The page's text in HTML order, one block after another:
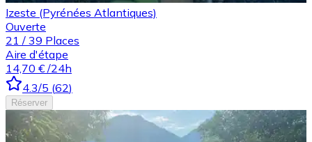
Izeste (Pyrénées Atlantiques)
Ouverte
21 / 39 Places
Aire d'étape
14,70 € /24h
4.3/5 (62)
Réserver